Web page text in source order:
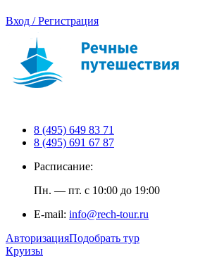
Вход / Регистрация
8 (495) 649 83 71
8 (495) 691 67 87
Расписание:
Пн. — пт. с 10:00 до 19:00
E-mail: info@rech-tour.ru
АвторизацияПодобрать тур
Круизы